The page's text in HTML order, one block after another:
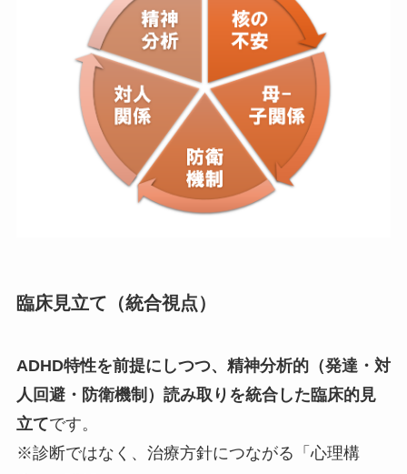
臨床見立て（統合視点）
ADHD特性を前提にしつつ、精神分析的（発達・対
人回避・防衛機制）読み取りを統合した臨床的見
立てです。
※診断ではなく、治療方針につながる「心理構